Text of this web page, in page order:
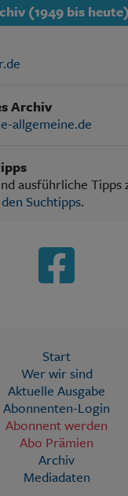
(1949 bis heute)
Archiv
allgemeine.de
ausführliche Tipps
den Suchtipps.
Start
Wer wir sind
Aktuelle Ausgabe
Abonnenten-Login
Abonnent werden
Abo Prämien
Archiv
Mediadaten